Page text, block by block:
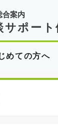
合案内
ポート
めての方へ